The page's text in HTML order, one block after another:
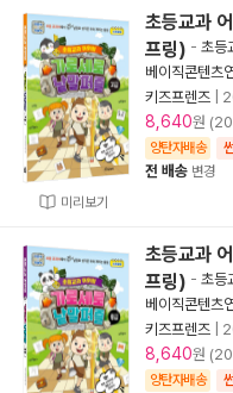
미리보기
초등교과
프링) - 초등
베이직콘텐츠
키즈프렌즈
8,640원
양탄자배송
전 배송 변경
초등교과
프링) - 초등
베이직콘텐츠
키즈프렌즈
8,640원
양탄자배송